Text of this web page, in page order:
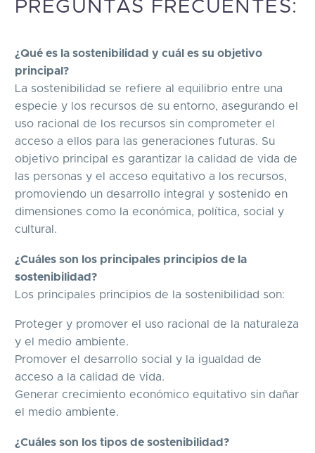
PREGUNTAS FRECUENTES:
¿Qué es la sostenibilidad y cuál es su objetivo
principal?
La sostenibilidad se refiere al equilibrio entre una
especie y los recursos de su entorno, asegurando el
uso racional de los recursos sin comprometer el
acceso a ellos para las generaciones futuras. Su
objetivo principal es garantizar la calidad de vida de
las personas y el acceso equitativo a los recursos,
promoviendo un desarrollo integral y sostenido en
dimensiones como la económica, política, social y
cultural.
¿Cuáles son los principales principios de la
sostenibilidad?
Los principales principios de la sostenibilidad son:
Proteger y promover el uso racional de la naturaleza
y el medio ambiente.
Promover el desarrollo social y la igualdad de
acceso a la calidad de vida.
Generar crecimiento económico equitativo sin dañar
el medio ambiente.
¿Cuáles son los tipos de sostenibilidad?